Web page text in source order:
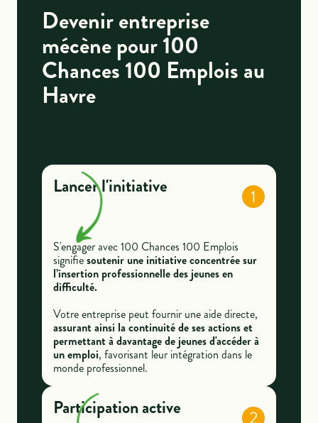
Devenir entreprise
mécène pour 100
Chances 100 Emplois au
Havre
Lancer l'initiative 1
S'engager avec 100 Chances 100 Emplois
signifiesoutenir une initiative concentrée sur
l’insertion professionnelle des jeunes en
difficulté.
Votre entreprise peut fournir une aide directe,
assurant ainsi la continuité de ses actions et
permettant à davantage de jeunes d'accéder à
un emploi, favorisant leur intégration dans le
monde professionnel.
Participation active 2